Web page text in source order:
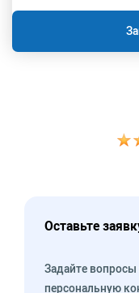
Оставьте
Задайте вопросы
персональную